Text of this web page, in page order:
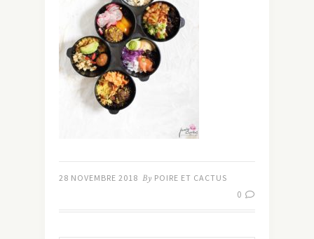
28 NOVEMBRE 2018 By POIRE ET CACTUS
0